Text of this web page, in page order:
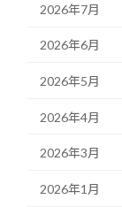
2026年7月
2026年6月
2026年5月
2026年4月
2026年3月
2026年1月